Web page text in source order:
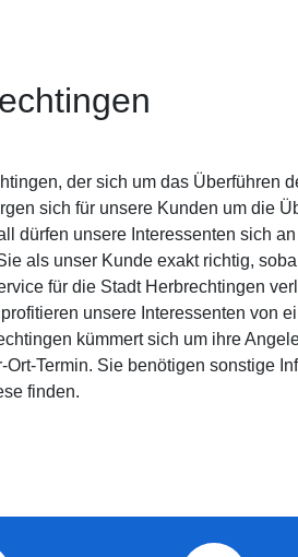
der sich um das Überführen
sich für unsere Kunden um die
dürfen unsere Interessenten sich
als unser Kunde exakt richtig,
für die Stadt Herbrechtingen
unsere Interessenten von
kümmert sich um ihre
Termin. Sie benötigen sonstige
finden.